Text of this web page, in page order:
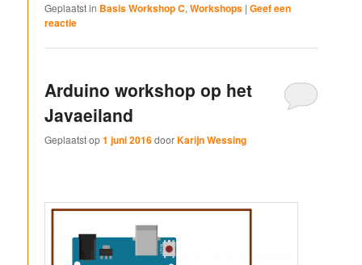
Geplaatst in Basis Workshop C,Workshops |Geef een
reactie
Arduino workshop op het
Javaeiland
Geplaatst op1 juni 2016doorKarijn Wessing